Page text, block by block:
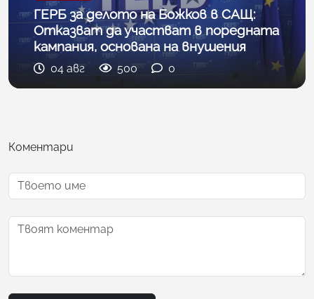
ГЕРБ за делото на Божков в САЩ:
Отказват да участват в поредната
кампания, основана на внушения
04 авг 500 0
Коментари